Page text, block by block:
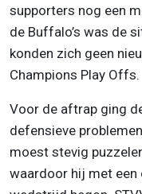
supporters nog een
de Buffalo’s was de
konden zich geen
Champions Play Offs.
Voor de aftrap ging
defensieve
moest stevig
waardoor hij met een